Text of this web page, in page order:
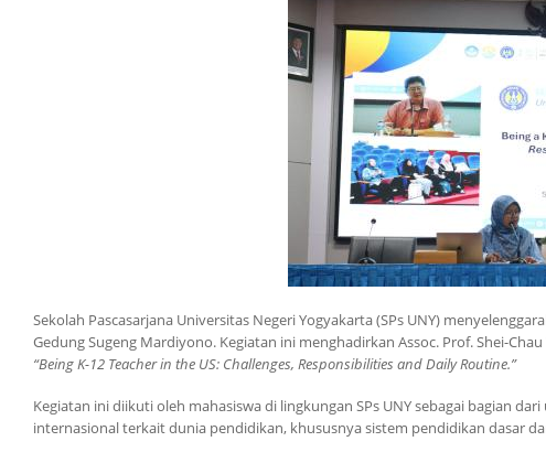
Sekolah Pascasarjana Universitas Negeri Yogyakarta (SPs UNY)
Gedung Sugeng Mardiyono. Kegiatan ini menghadirkan Assoc. Prof. Shei-
“Being K-12 Teacher in the US: Challenges, Responsibilities and Daily Routine.”
Kegiatan ini diikuti oleh mahasiswa di lingkungan SPs UNY sebagai bagian
internasional terkait dunia pendidikan, khususnya sistem pendidikan dasar